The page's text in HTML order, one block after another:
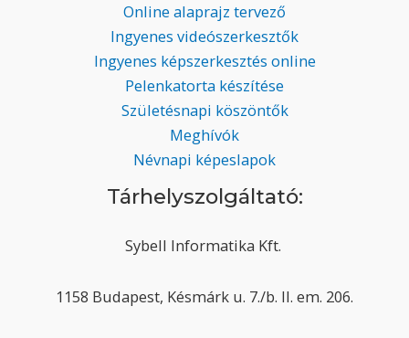
Online alaprajz tervező
Ingyenes videószerkesztők
Ingyenes képszerkesztés online
Pelenkatorta készítése
Születésnapi köszöntők
Meghívók
Névnapi képeslapok
Tárhelyszolgáltató:
Sybell Informatika Kft.
1158 Budapest, Késmárk u. 7./b. II. em. 206.